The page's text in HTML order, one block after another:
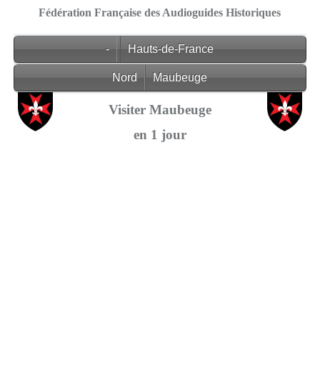
Fédération Française des Audioguides Historiques
- Hauts-de-France
Nord Maubeuge
Visiter Maubeuge
en 1 jour